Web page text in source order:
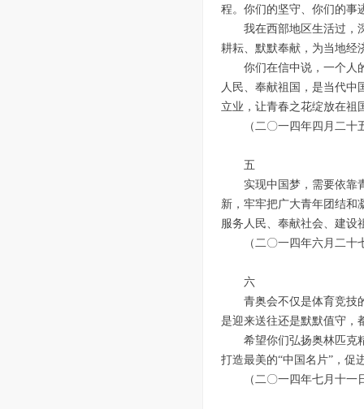
程。你们的坚守、你们的事
我在西部地区生活过，
耕耘、默默奉献，为当地经
你们在信中说，一个人
人民、奉献祖国，是当代中
立业，让青春之花绽放在祖
（二〇一四年四月二
五
实现中国梦，需要依靠
新，牢牢把广大青年团结和
服务人民、奉献社会、建设
（二〇一四年六月二
六
青奥会不仅是体育竞技
是迎来送往还是默默值守，
希望你们弘扬奥林匹克
打造最美的“中国名片”，促
（二〇一四年七月十